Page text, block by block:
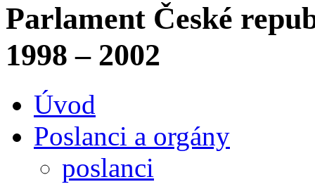
Parlament České
1998 – 2002
Úvod
Poslanci a orgány
poslanci